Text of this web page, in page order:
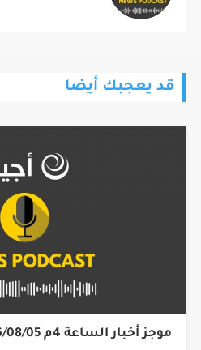
قد يعجبك أيضا
موجز أخبار الساعة 4م 2026/08/05